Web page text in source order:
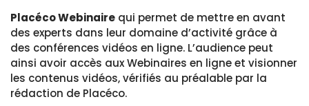
Placéco Webinaire qui permet de mettre en avant
des experts dans leur domaine d’activité grâce à
des conférences vidéos en ligne. L’audience peut
ainsi avoir accès aux Webinaires en ligne et visionner
les contenus vidéos, vérifiés au préalable par la
rédaction de Placéco.